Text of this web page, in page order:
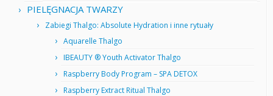
PIELĘGNACJA TWARZY
Zabiegi Thalgo: Absolute Hydration i inne rytuały
Aquarelle Thalgo
IBEAUTY ® Youth Activator Thalgo
Raspberry Body Program – SPA DETOX
Raspberry Extract Ritual Thalgo